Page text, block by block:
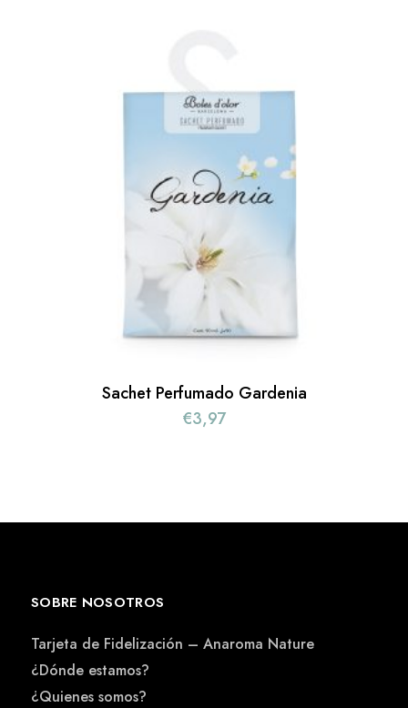
Sachet Perfumado Gardenia
€3,97
SOBRE NOSOTROS
Tarjeta de Fidelización – Anaroma Nature
¿Dónde estamos?
¿Quienes somos?